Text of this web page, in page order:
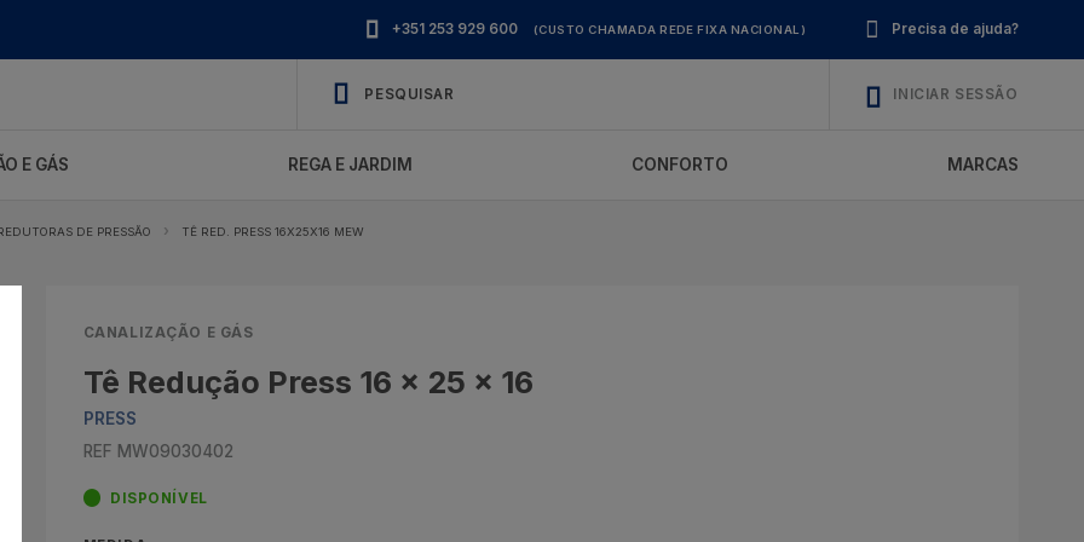
Precisa de ajuda?
+351 253 929 600 (CUSTO CHAMADA REDE FIXA NACIONAL)
INICIAR SESSÃO
E GÁS REGA E JARDIM CONFORTO MARCAS
DE PRESSÃO TÊ RED. PRESS 16X25X16 MEW
CANALIZAÇÃO E GÁS
Tê Redução Press 16 x 25 x 16
PRESS
REF MW09030402
DISPONÍVEL